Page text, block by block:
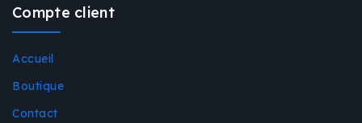
Compte client
Accueil
Boutique
Contact